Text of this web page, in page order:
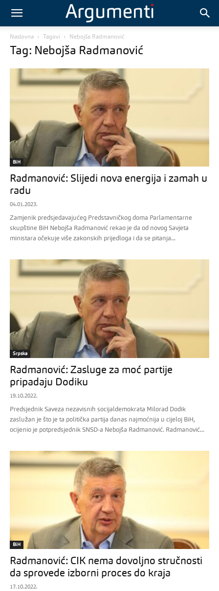
Naslovna Tagovi Nebojša Radmanović
Tag: Nebojša Radmanović
BiH
Radmanović: Slijedi nova energija i zamah u
radu
04.01.2023.
Zamjenik predsjedavajućeg Predstavničkog doma Parlamentarne
skupštine BiH Nebojša Radmanović rekao je da od novog Savjeta
ministara očekuje više zakonskih prijedloga i da se pitanja...
Srpska
Radmanović: Zasluge za moć partije
pripadaju Dodiku
19.10.2022.
Predsjednik Saveza nezavisnih socijaldemokrata Milorad Dodik
zaslužan je što je ta politička partija danas najmoćnija u cijeloj BiH,
ocijenio je potpredsjednik SNSD-a Nebojša Radmanović. Radmanović...
BiH
Radmanović: CIK nema dovoljno stručnosti
da sprovede izborni proces do kraja
17.10.2022.